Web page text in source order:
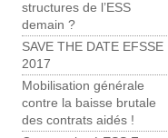
structures de l’ESS
demain ?
SAVE THE DATE EFSSE
2017
Mobilisation générale
contre la baisse brutale
des contrats aidés !